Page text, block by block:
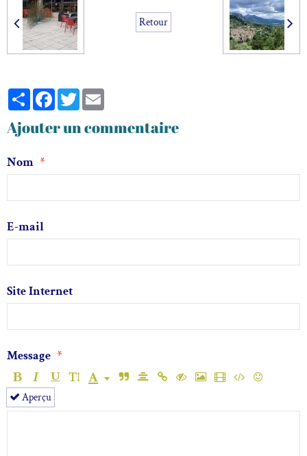
Retour
PartagerFacebook
Twitter
Ajouter un commentaire
Nom
E-mail
Site Internet
Message
Aperçu